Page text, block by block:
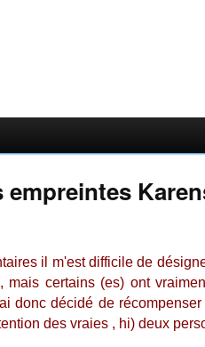
empreintes
il m'est difficile de
mais certains (es) ont
donc décidé de récompenser
des vraies , hi) deux